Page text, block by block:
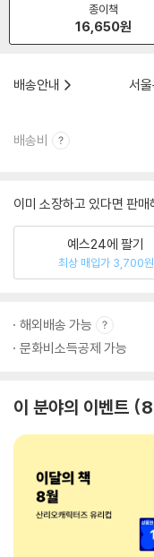
종이책
16,650원
배송안내
서
배송비
이미 소장하고 있다면 판매
예스24에 팔기
최상 매입가 3,700원
해외배송 가능
문화비소득공제 가능
이 분야의 이벤트 8